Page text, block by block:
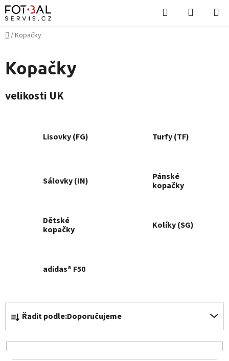
Přejít
na
obsah
Hledat
KOŠÍK
Domů
/Kopačky
Kopačky
velikosti UK
Lisovky (FG) Turfy (TF)
Sálovky (IN)
Pánské
kopačky
Dětské
kopačky
Kolíky (SG)
adidas® F50
Ř
z
e
Řadit podle:Doporučujeme